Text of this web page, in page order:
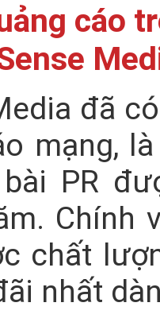
cáo
đã
mạng,
bài PR
Chính
chất
nhất